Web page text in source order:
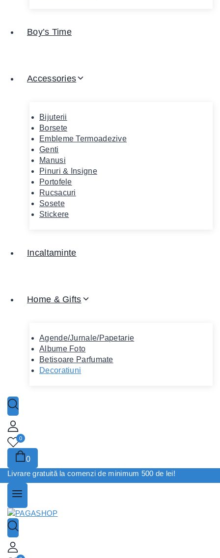
Boy’s Time
Accessories
Bijuterii
Borsete
Embleme Termoadezive
Genti
Manusi
Pinuri & Insigne
Portofele
Rucsacuri
Sosete
Stickere
Incaltaminte
Home & Gifts
Agende/Jurnale/Papetarie
Albume Foto
Betisoare Parfumate
Decoratiuni
0
0
Livrare gratuită la comenzi de minimum 500 de lei!